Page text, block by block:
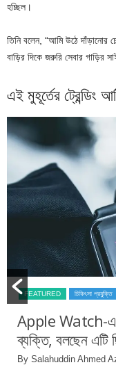
হচ্ছিল।
তিনি বলেন, “আমি উঠে দাঁড়ানোর
বাড়ির দিকে জরুরি সেবার গাড়ির
এই মুহূর্তের ট্রেন্ডিং
FEATURED চিকিৎসা প্রযুক্তি
Apple Watch-এর
ব্যক্তি, বলছেন এটি
By Salahuddin Ahmed